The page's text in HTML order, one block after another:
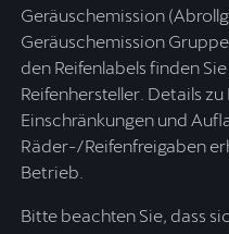
Geräuschemission
Geräuschemission
den Reifenlabels finden
Reifenhersteller. Details
Einschränkungen und
Räder-/Reifenfreigaben
Betrieb.
Bitte beachten Sie, dass